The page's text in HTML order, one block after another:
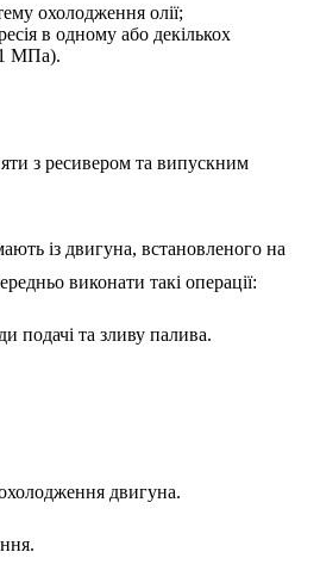
охолодження олії;
в одному або декількох
МПа).
з ресивером та випускним
із двигуна, встановленого на
виконати такі операції:
подачі та зливу палива.
двигуна.